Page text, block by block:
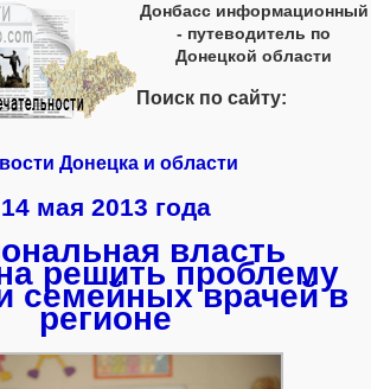
Донбасс информационный
- путеводитель по
Донецкой области
Поиск по сайту:
Донецка и области
14 мая 2013 года
власть
решить проблему
семейных врачей в
регионе